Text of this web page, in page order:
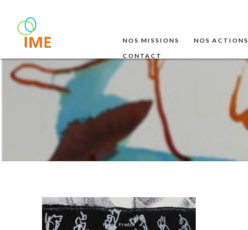
NOS MISSIONS NOS ACTIONS
CONTACT